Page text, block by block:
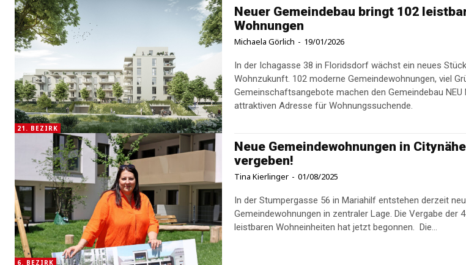
21. BEZIRK
Neuer Gemeindebau bringt 102
Wohnungen
Michaela Görlich - 19/01/2026
In der Ichagasse 38 in Floridsdorf wächst ein neues
Wohnzukunft. 102 moderne Gemeindewohnungen, viel
Gemeinschaftsangebote machen den Gemeindebau NEU
attraktiven Adresse für Wohnungssuchende.
6. BEZIRK
Neue Gemeindewohnungen in
vergeben!
Tina Kierlinger - 01/08/2025
In der Stumpergasse 56 in Mariahilf entstehen derzeit
Gemeindewohnungen in zentraler Lage. Die Vergabe der
leistbaren Wohneinheiten hat jetzt begonnen. Die...